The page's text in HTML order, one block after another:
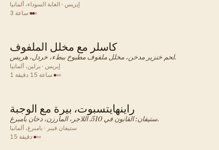
إيريس · الغابة السوداء، ألمانيا
3 ساعة·
ألماني · عشاء
كاسلر مع مخلل الملفوف
لحم خنزير مدخن، مخلل ملفوف مطبوخ ببطء، خردل، هريس.
إيريس · برلين، ألمانيا
1 ساعة 15 دقيقة·
ألماني · عشاء
راينهايتسبوت، بيرة مع الوجبة
ستيفان: القانون في 510. اللاجر، المارزن، دخان بامبرغ.
ستيفان فيبر · بامبرغ، ألمانيا
15 دقيقة·